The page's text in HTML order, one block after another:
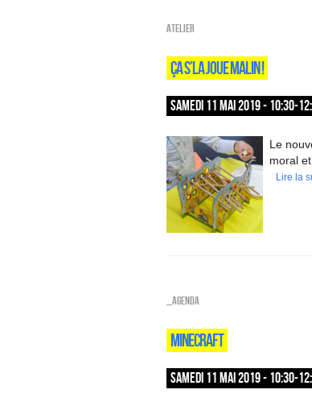
Atelier
ÇA S’LA JOUE MALIN !
SAMEDI 11 MAI 2019 - 10:30-
Le
moral
Lire la
_Agenda
MINECRAFT
SAMEDI 11 MAI 2019 - 10:30-